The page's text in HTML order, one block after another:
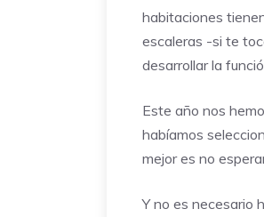
habitaciones
escaleras -si te
desarrollar la
Este año nos
habíamos
mejor es no
Y no es necesario